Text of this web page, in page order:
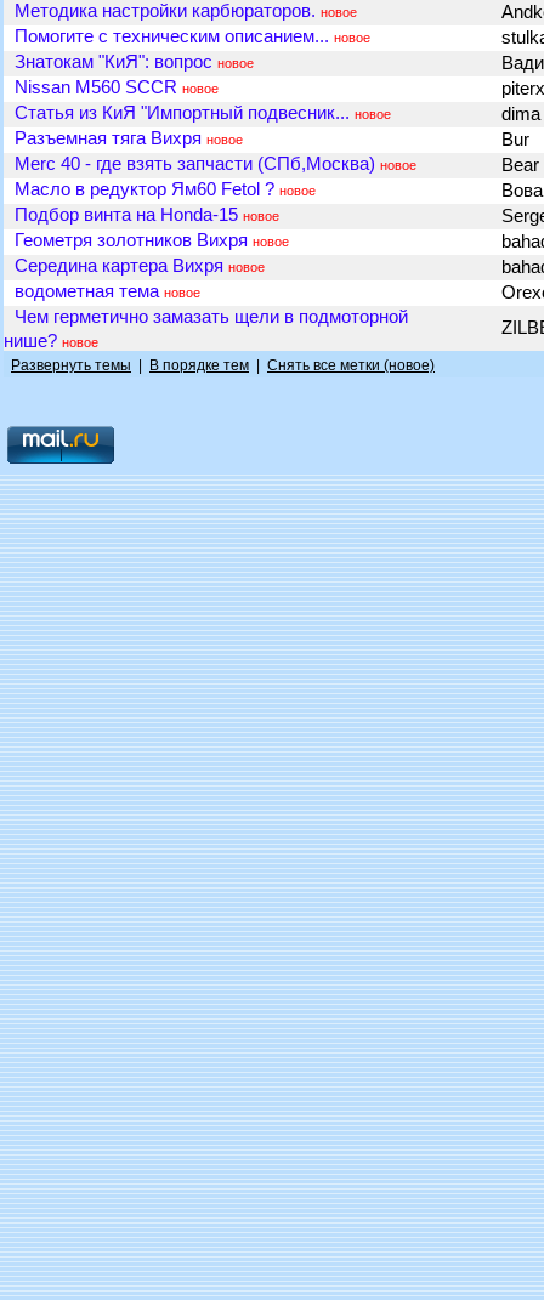
Методика настройки карбюраторов. новое
Помогите с техническим описанием... новое
Знатокам "КиЯ": вопрос новое
Nissan M560 SCCR новое
Cтатья из КиЯ "Импортный подвесник... новое
dima
Разъемная тяга Вихря новое
Bur
Merc 40 - где взять запчасти (СПб,Москва) новое
Bear
Масло в редуктор Ям60 Fetol ? новое
Подбор винта на Honda-15 новое
Геометря золотников Вихря новое
Середина картера Вихря новое
водометная тема новое
Чем герметично замазать щели в подмоторной
нише? новое
Развернуть темы В порядке тем Снять все метки (новое)